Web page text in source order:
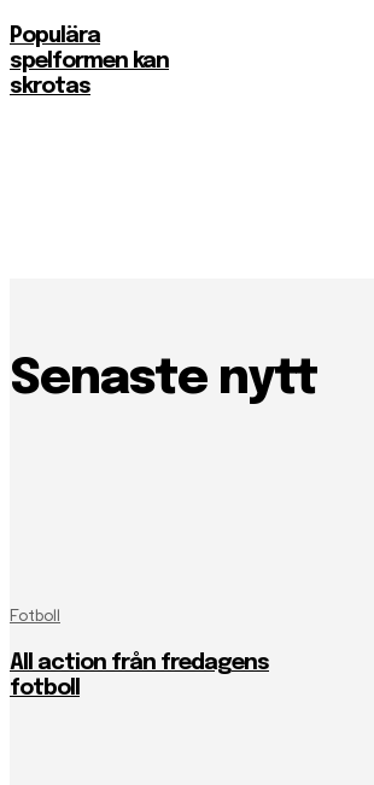
Populära
spelformen kan
skrotas
Senaste nytt
Fotboll
All action från fredagens
fotboll